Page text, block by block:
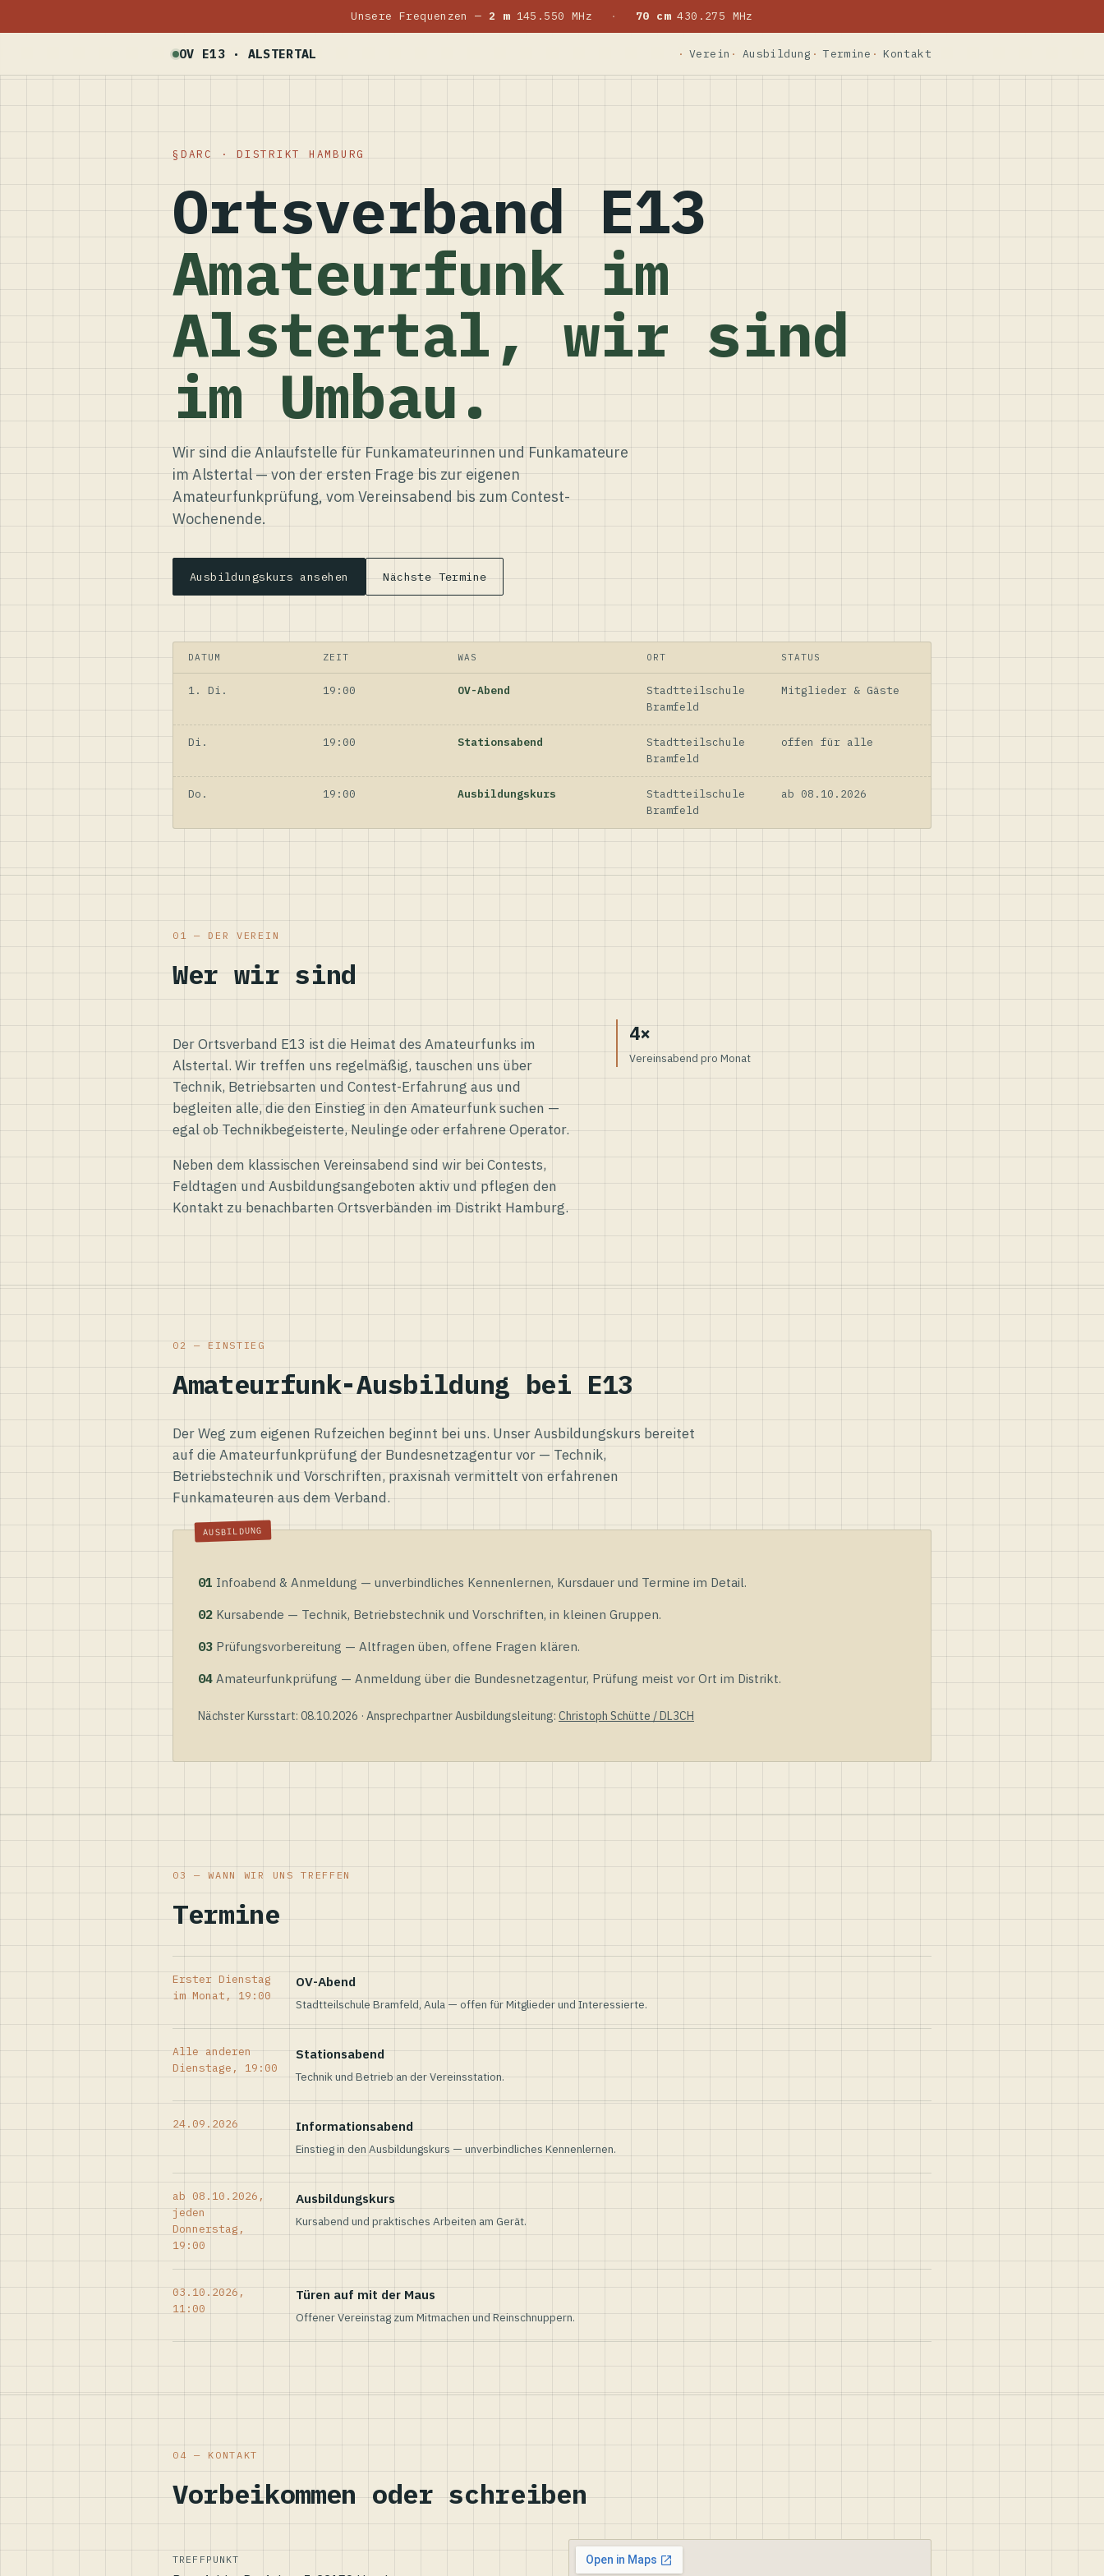
Unsere Frequenzen — 2 m145.550 MHz · 70 cm430.275 MHz
OV E13 · ALSTERTAL Verein Ausbildung Termine Kontakt
DARC · DISTRIKT HAMBURG
Ortsverband E13
Amateurfunk im
Alstertal, wir sind
im Umbau.
Wir sind die Anlaufstelle für Funkamateurinnen und Funkamateure
im Alstertal — von der ersten Frage bis zur eigenen
Amateurfunkprüfung, vom Vereinsabend bis zum Contest-
Wochenende.
Ausbildungskurs ansehen Nächste Termine
DATUM ZEIT WAS ORT STATUS
1. Di. 19:00 OV-Abend
Stadtteilschule
Bramfeld
Mitglieder & Gäste
Di. 19:00 Stationsabend
Stadtteilschule
Bramfeld
offen für alle
Do. 19:00 Ausbildungskurs
Stadtteilschule
Bramfeld
ab 08.10.2026
01 — DER VEREIN
Wer wir sind
Der Ortsverband E13 ist die Heimat des Amateurfunks im
Alstertal. Wir treffen uns regelmäßig, tauschen uns über
Technik, Betriebsarten und Contest-Erfahrung aus und
begleiten alle, die den Einstieg in den Amateurfunk suchen —
egal ob Technikbegeisterte, Neulinge oder erfahrene Operator.
Neben dem klassischen Vereinsabend sind wir bei Contests,
Feldtagen und Ausbildungsangeboten aktiv und pflegen den
Kontakt zu benachbarten Ortsverbänden im Distrikt Hamburg.
4×
Vereinsabend pro Monat
02 — EINSTIEG
Amateurfunk-Ausbildung bei E13
Der Weg zum eigenen Rufzeichen beginnt bei uns. Unser Ausbildungskurs bereitet
auf die Amateurfunkprüfung der Bundesnetzagentur vor — Technik,
Betriebstechnik und Vorschriften, praxisnah vermittelt von erfahrenen
Funkamateuren aus dem Verband.
01 Infoabend & Anmeldung — unverbindliches Kennenlernen, Kursdauer und Termine im Detail.
02 Kursabende — Technik, Betriebstechnik und Vorschriften, in kleinen Gruppen.
03 Prüfungsvorbereitung — Altfragen üben, offene Fragen klären.
04 Amateurfunkprüfung — Anmeldung über die Bundesnetzagentur, Prüfung meist vor Ort im Distrikt.
Nächster Kursstart: 08.10.2026 · Ansprechpartner Ausbildungsleitung: Christoph Schütte / DL3CH
03 — WANN WIR UNS TREFFEN
Termine
Erster Dienstag
im Monat, 19:00
OV-Abend
Stadtteilschule Bramfeld, Aula — offen für Mitglieder und Interessierte.
Alle anderen
Dienstage, 19:00
Stationsabend
Technik und Betrieb an der Vereinsstation.
24.09.2026 Informationsabend
Einstieg in den Ausbildungskurs — unverbindliches Kennenlernen.
ab 08.10.2026,
jeden
Donnerstag,
19:00
Ausbildungskurs
Kursabend und praktisches Arbeiten am Gerät.
03.10.2026,
11:00
Türen auf mit der Maus
Offener Vereinstag zum Mitmachen und Reinschnuppern.
04 — KONTAKT
Vorbeikommen oder schreiben
TREFFPUNKT